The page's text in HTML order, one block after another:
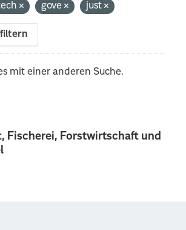
Fischerei, Forstwirtschaft und
gove just
filtern
mit einer anderen Suche.